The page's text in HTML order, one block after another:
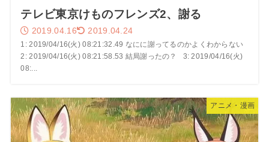
テレビ東京けものフレンズ2、謝る
2019.04.16 2019.04.24
1: 2019/04/16(火) 08:21:32.49 なにに謝ってるのかよくわからない
2: 2019/04/16(火) 08:21:58.53 結局謝ったの？ 3: 2019/04/16(火)
08:...
アニメ・漫画